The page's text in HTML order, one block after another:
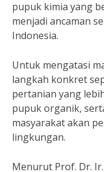
pupuk kimia yang
menjadi ancaman
Indonesia.
Untuk mengatasi
langkah konkret
pertanian yang
pupuk organik,
masyarakat akan
lingkungan.
Menurut Prof. Dr.